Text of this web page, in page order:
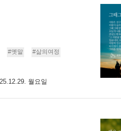
#옛말
#삶의여정
월요일